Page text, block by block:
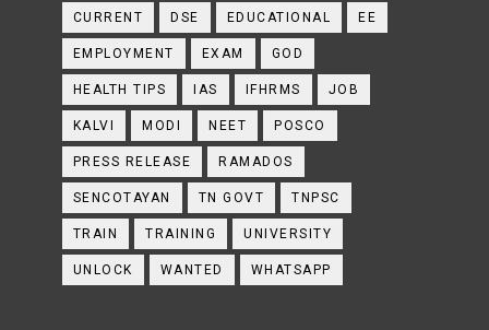
CURRENT DSE EDUCATIONAL EE
EMPLOYMENT EXAM GOD
HEALTH TIPS IAS IFHRMS JOB
KALVI MODI NEET POSCO
PRESS RELEASE RAMADOS
SENCOTAYAN TN GOVT TNPSC
TRAIN TRAINING UNIVERSITY
UNLOCK WANTED WHATSAPP